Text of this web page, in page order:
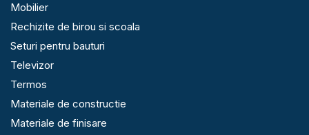
Mobilier
Rechizite de birou si scoala
Seturi pentru bauturi
Televizor
Termos
Materiale de constructie
Materiale de finisare